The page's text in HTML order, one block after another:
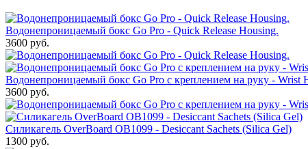
Водонепроницаемый бокс Go Pro - Quick Release Housing.
3600 руб.
Водонепроницаемый бокс Go Pro с креплением на руку - Wrist
3600 руб.
Силикагель OverBoard OB1099 - Desiccant Sachets (Silica Gel)
1300 руб.